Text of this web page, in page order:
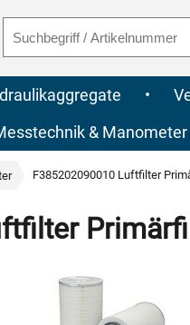
•
& Manometer
F385202090010 Luftfilter